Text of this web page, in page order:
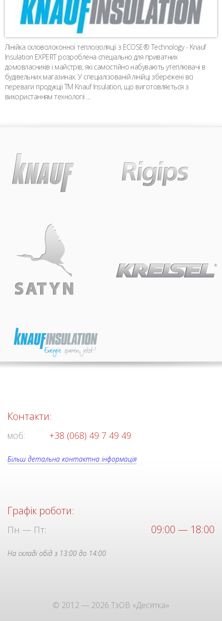
Лінійка скловолоконної теплоізоляції з ECOSE® Technology - Knauf
Insulation EXPERT розроблена спеціально для приватних
домовласників і майстрів, які самостійно набувають утеплювачі в
будівельних магазинах. У спеціалізованій лінійці збережені всі
переваги продукції TM Knauf Insulation, що виготовляється з
використанням технології ...
Контакти:
моб: +38 (068) 49 7 49 49
Більш детальна контактна інформація
Графік роботи:
Пн — Пт: 09:00 — 18:00
На складі обід з 13:00 до 14:00
© 2012 — 2026 ТзОВ «Десятка»